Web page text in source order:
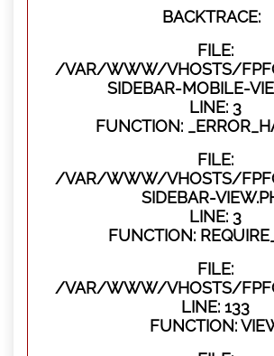
BACKTRACE:
FILE:
/VAR/WWW/VHOSTS/
SIDEBAR-MOBILE-
LINE: 3
FUNCTION:
FILE:
/VAR/WWW/VHOSTS/
SIDEBAR-
LINE: 3
FUNCTION:
FILE:
/VAR/WWW/VHOSTS/
LINE: 133
FUNCTION: